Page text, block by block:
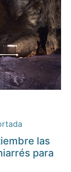
las
para